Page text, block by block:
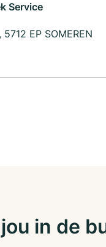
Service
EP SOMEREN
in de